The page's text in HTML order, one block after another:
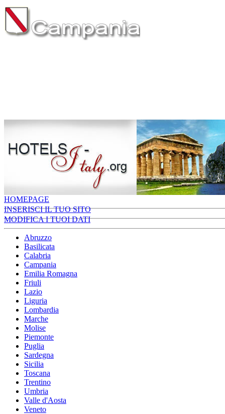
HOMEPAGE
INSERISCI IL TUO SITO
MODIFICA I TUOI DATI
Abruzzo
Basilicata
Calabria
Campania
Emilia Romagna
Friuli
Lazio
Liguria
Lombardia
Marche
Molise
Piemonte
Puglia
Sardegna
Sicilia
Toscana
Trentino
Umbria
Valle d'Aosta
Veneto